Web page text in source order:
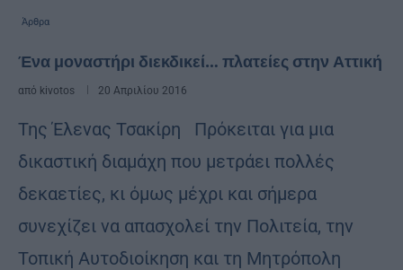
Άρθρα
Ένα μοναστήρι διεκδικεί… πλατείες στην Αττική
από kivotos 20 Απριλίου 2016
Της Έλενας Τσακίρη Πρόκειται για μια
δικαστική διαμάχη που μετράει πολλές
δεκαετίες, κι όμως μέχρι και σήμερα
συνεχίζει να απασχολεί την Πολιτεία, την
Τοπική Αυτοδιοίκηση και τη Μητρόπολη